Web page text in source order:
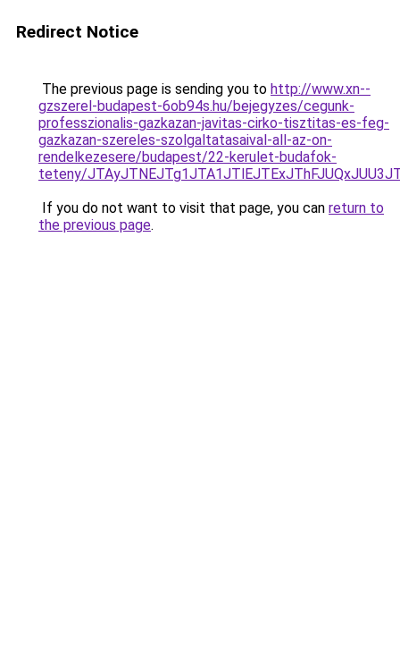
Redirect Notice
The previous page is sending you to http://www.xn--
gzszerel-budapest-6ob94s.hu/bejegyzes/cegunk-
professzionalis-gazkazan-javitas-cirko-tisztitas-es-feg-
gazkazan-szereles-szolgaltatasaival-all-az-on-
rendelkezesere/budapest/22-kerulet-budafok-
teteny/
If you do not want to visit that page, you can return to
the previous page.